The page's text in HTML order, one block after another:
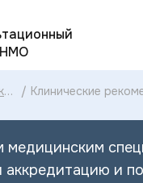
НМО
/ Клинические
и плодных
амниотической
оболочек 2023
медицинским
аккредитацию и